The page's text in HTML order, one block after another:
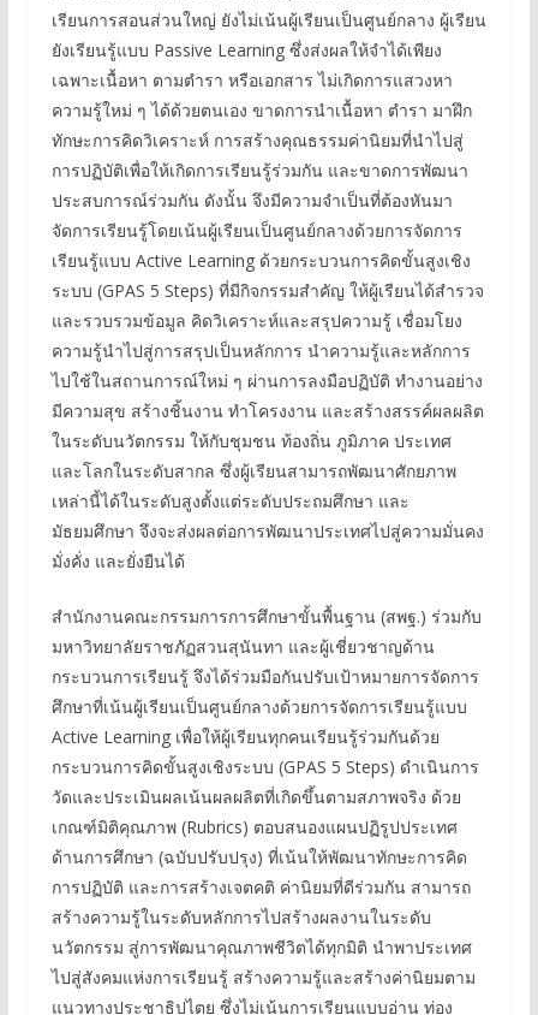
เรียนการสอนส่วนใหญ่ ยังไม่เน้นผู้เรียนเป็นศูนย์กลาง ผู้เรียน
ยังเรียนรู้แบบ Passive Learning ซึ่งส่งผลให้จำได้เพียง
เฉพาะเนื้อหา ตามตำรา หรือเอกสาร ไม่เกิดการแสวงหา
ความรู้ใหม่ ๆ ได้ด้วยตนเอง ขาดการนำเนื้อหา ตำรา มาฝึก
ทักษะการคิดวิเคราะห์ การสร้างคุณธรรมค่านิยมที่นำไปสู่
การปฏิบัติเพื่อให้เกิดการเรียนรู้ร่วมกัน และขาดการพัฒนา
ประสบการณ์ร่วมกัน ดังนั้น จึงมีความจำเป็นที่ต้องหันมา
จัดการเรียนรู้โดยเน้นผู้เรียนเป็นศูนย์กลางด้วยการจัดการ
เรียนรู้แบบ Active Learning ด้วยกระบวนการคิดขั้นสูงเชิง
ระบบ (GPAS 5 Steps) ที่มีกิจกรรมสำคัญ ให้ผู้เรียนได้สำรวจ
และรวบรวมข้อมูล คิดวิเคราะห์และสรุปความรู้ เชื่อมโยง
ความรู้นำไปสู่การสรุปเป็นหลักการ นำความรู้และหลักการ
ไปใช้ในสถานการณ์ใหม่ ๆ ผ่านการลงมือปฏิบัติ ทำงานอย่าง
มีความสุข สร้างชิ้นงาน ทำโครงงาน และสร้างสรรค์ผลผลิต
ในระดับนวัตกรรม ให้กับชุมชน ท้องถิ่น ภูมิภาค ประเทศ
และโลกในระดับสากล ซึ่งผู้เรียนสามารถพัฒนาศักยภาพ
เหล่านี้ได้ในระดับสูงตั้งแต่ระดับประถมศึกษา และ
มัธยมศึกษา จึงจะส่งผลต่อการพัฒนาประเทศไปสู่ความมั่นคง
มั่งคั่ง และยั่งยืนได้
สำนักงานคณะกรรมการการศึกษาขั้นพื้นฐาน (สพฐ.) ร่วมกับ
มหาวิทยาลัยราชภัฏสวนสุนันทา และผู้เชี่ยวชาญด้าน
กระบวนการเรียนรู้ จึงได้ร่วมมือกันปรับเป้าหมายการจัดการ
ศึกษาที่เน้นผู้เรียนเป็นศูนย์กลางด้วยการจัดการเรียนรู้แบบ
Active Learning เพื่อให้ผู้เรียนทุกคนเรียนรู้ร่วมกันด้วย
กระบวนการคิดขั้นสูงเชิงระบบ (GPAS 5 Steps) ดำเนินการ
วัดและประเมินผลเน้นผลผลิตที่เกิดขึ้นตามสภาพจริง ด้วย
เกณฑ์มิติคุณภาพ (Rubrics) ตอบสนองแผนปฏิรูปประเทศ
ด้านการศึกษา (ฉบับปรับปรุง) ที่เน้นให้พัฒนาทักษะการคิด
การปฏิบัติ และการสร้างเจตคติ ค่านิยมที่ดีร่วมกัน สามารถ
สร้างความรู้ในระดับหลักการไปสร้างผลงานในระดับ
นวัตกรรม สู่การพัฒนาคุณภาพชีวิตได้ทุกมิติ นำพาประเทศ
ไปสู่สังคมแห่งการเรียนรู้ สร้างความรู้และสร้างค่านิยมตาม
แนวทางประชาธิปไตย ซึ่งไม่เน้นการเรียนแบบอ่าน ท่อง